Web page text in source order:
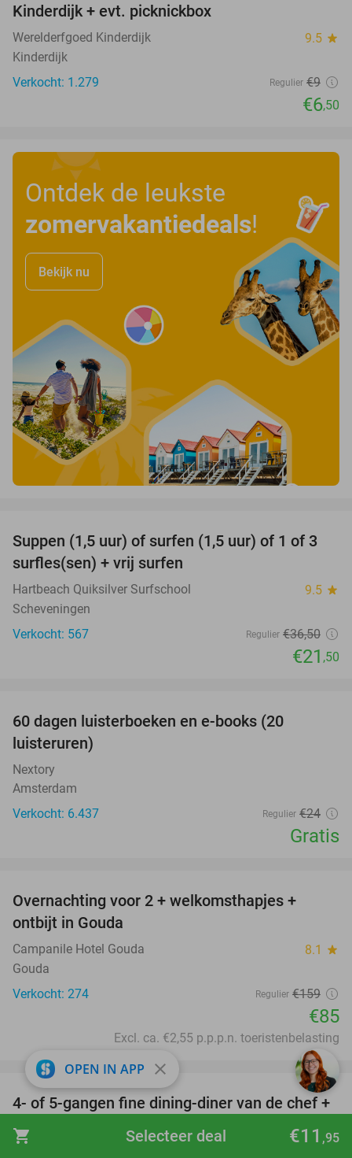
shopping_cart €11 ,95
Selecteer deal
Kinderdijk + evt. picknickbox
Werelderfgoed Kinderdijk 9.5 star
Kinderdijk
Verkocht: 1.279
Regulier €9
€6,50
Ontdek de leukste
zomervakantiedeals!
Bekijk nu
41%
Suppen (1,5 uur) of surfen (1,5 uur) of 1 of 3
surfles(sen) + vrij surfen
Hartbeach Quiksilver Surfschool 9.5 star
Scheveningen
Verkocht: 567
Regulier €36,50
€21 ,50
60 dagen luisterboeken en e-books (20
luisteruren)
Nextory
Amsterdam
Verkocht: 6.437
Regulier €24
Gratis
Overnachting voor 2 + welkomsthapjes +
ontbijt in Gouda
Campanile Hotel Gouda 8.1 star
Gouda
Verkocht: 274
Regulier €159
€85
Excl. ca. €2,55 p.p.p.n. toeristenbelasting
30%
favorite_border
4- of 5-gangen fine dining-diner van de chef +
amuse + evt. glas bubbels bij Rivers
Marnemoende
OPEN IN APP close